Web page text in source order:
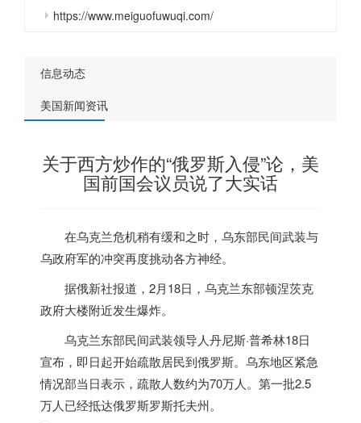
https://www.meiguofuwuqi.com/
信息动态
美国新闻资讯
关于西方炒作的“俄罗斯入侵”论，美
国前国会议员说了大实话
在乌克兰危机稍有缓和之时，乌东部民间武装与
乌政府军的冲突再度挑动各方神经。
据俄新社报道，2月18日，乌克兰东部顿涅茨克
政府大楼附近发生爆炸。
乌克兰东部民间武装领导人丹尼斯·普希林18日
宣布，即日起开始疏散居民到俄罗斯。乌东地区紧急
情况部当日表示，疏散人数约为70万人。第一批2.5
万人已经抵达俄罗斯罗斯托夫州。